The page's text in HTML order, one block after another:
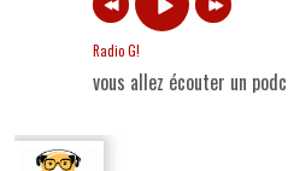
Radio G!
vous allez écouter un